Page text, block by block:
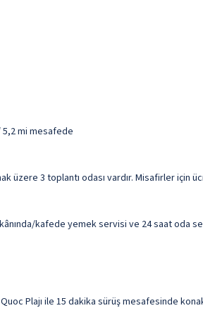
5,2 mi mesafede
üzere 3 toplantı odası vardır. Misafirler
kafede yemek servisi ve 24 saat oda
Plajı ile 15 dakika sürüş mesafesinde